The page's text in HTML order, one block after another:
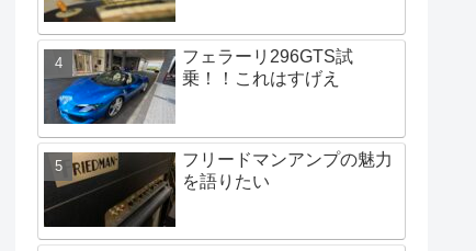
フェラーリ296GTS試
乗！！これはすげえ
フリードマンアンプの魅力
を語りたい